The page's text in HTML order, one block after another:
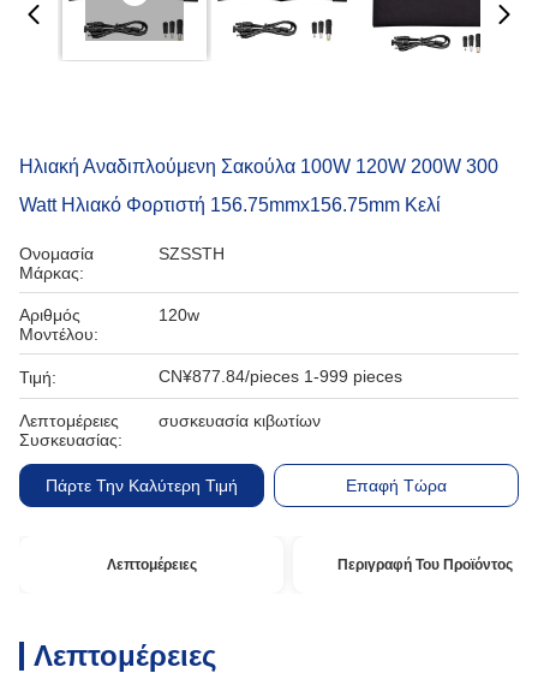
Ηλιακή Αναδιπλούμενη Σακούλα 100W 120W 200W 300
Watt Ηλιακό Φορτιστή 156.75mmx156.75mm Κελί
Ονομασία
Μάρκας:
SZSSTH
Αριθμός
Μοντέλου:
120w
Τιμή: CN¥877.84/pieces 1-999 pieces
Λεπτομέρειες
Συσκευασίας:
συσκευασία κιβωτίων
Πάρτε Την Καλύτερη Τιμή Επαφή Τώρα
Λεπτομέρειες Περιγραφή Του Προϊόντος
Λεπτομέρειες